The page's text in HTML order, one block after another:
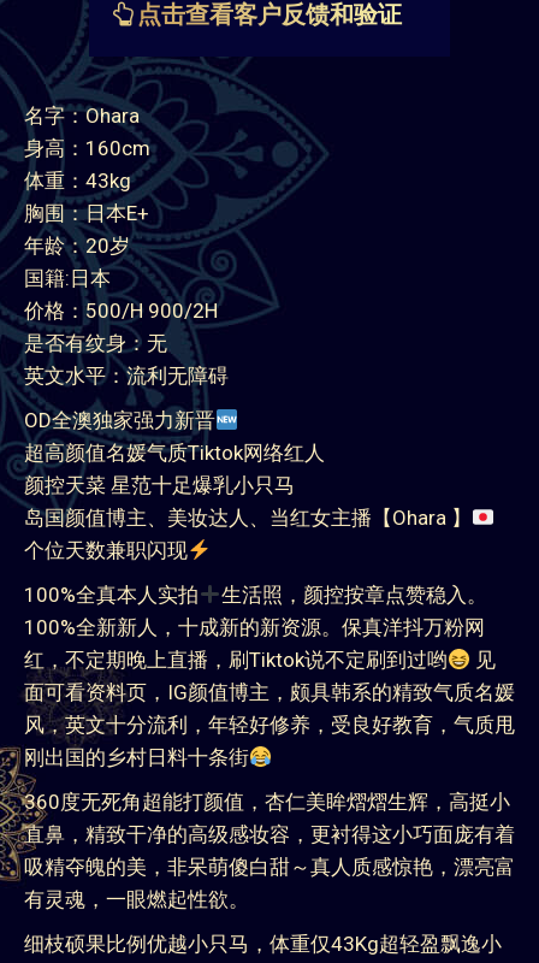
点击查看客户反馈和验证
名字：Ohara
身高：160cm
体重：43kg
胸围：日本E+
年龄：20岁
国籍:日本
价格：500/H 900/2H
是否有纹身：无
英文水平：流利无障碍
OD全澳独家强力新晋
超高颜值名媛气质Tiktok网络红人
颜控天菜 星范十足爆乳小只马
岛国颜值博主、美妆达人、当红女主播【Ohara 】
个位天数兼职闪现
100%全真本人实拍
生活照，颜控按章点赞稳入。
100%全新新人，十成新的新资源。保真洋抖万粉网
红，不定期晚上直播，刷Tiktok说不定刷到过哟
见
面可看资料页，IG颜值博主，颇具韩系的精致气质名媛
风，英文十分流利，年轻好修养，受良好教育，气质甩
刚出国的乡村日料十条街
360度无死角超能打颜值，杏仁美眸熠熠生辉，高挺小
直鼻，精致干净的高级感妆容，更衬得这小巧面庞有着
吸精夺魄的美，非呆萌傻白甜～真人质感惊艳，漂亮富